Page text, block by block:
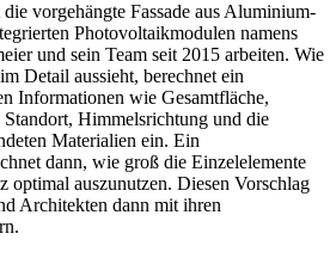
vorgehängte Fassade aus Aluminium-
Photovoltaikmodulen namens
und sein Team seit 2015 arbeiten. Wie
Detail aussieht, berechnet ein
Informationen wie Gesamtfläche,
Himmelsrichtung und die
Materialien ein. Ein
dann, wie groß die Einzelelemente
optimal auszunutzen. Diesen Vorschlag
Architekten dann mit ihren